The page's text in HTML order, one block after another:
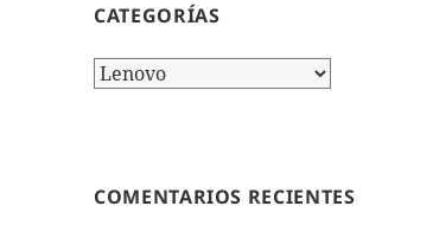
CATEGORÍAS
Categorías
COMENTARIOS RECIENTES